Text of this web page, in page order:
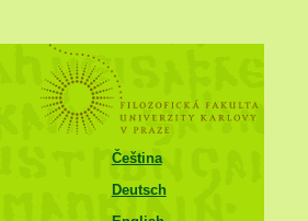
Čeština
Deutsch